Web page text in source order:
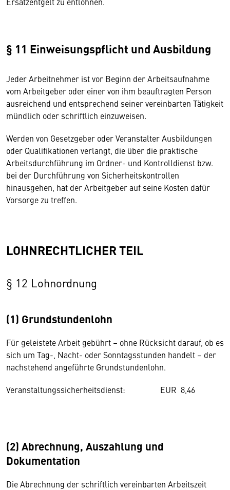
§ 11 Einweisungspflicht und Ausbildung
Jeder Arbeitnehmer ist vor Beginn der Arbeitsaufnahme
vom Arbeitgeber oder einer von ihm beauftragten Person
ausreichend und entsprechend seiner vereinbarten Tätigkeit
mündlich oder schriftlich einzuweisen.
Werden von Gesetzgeber oder Veranstalter Ausbildungen
oder Qualifikationen verlangt, die über die praktische
Arbeitsdurchführung im Ordner- und Kontrolldienst bzw.
bei der Durchführung von Sicherheitskontrollen
hinausgehen, hat der Arbeitgeber auf seine Kosten dafür
Vorsorge zu treffen.
LOHNRECHTLICHER TEIL
§ 12 Lohnordnung
(1) Grundstundenlohn
Für geleistete Arbeit gebührt – ohne Rücksicht darauf, ob es
sich um Tag-, Nacht- oder Sonntagsstunden handelt – der
nachstehend angeführte Grundstundenlohn.
Veranstaltungssicherheitsdienst: EUR 8,46
(2) Abrechnung, Auszahlung und
Dokumentation
Die Abrechnung der schriftlich vereinbarten Arbeitszeit